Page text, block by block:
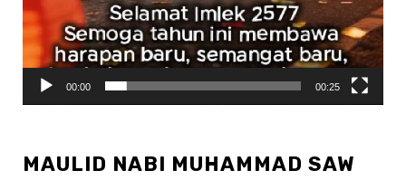
00:00 00:25
MAULID NABI MUHAMMAD SAW